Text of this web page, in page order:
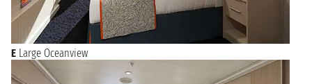
E Large Oceanview